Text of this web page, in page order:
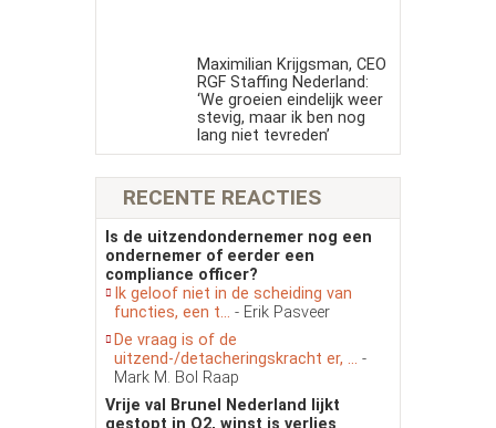
Maximilian Krijgsman, CEO
RGF Staffing Nederland:
‘We groeien eindelijk weer
stevig, maar ik ben nog
lang niet tevreden’
RECENTE REACTIES
Is de uitzendondernemer nog een
ondernemer of eerder een
compliance officer?
Ik geloof niet in de scheiding van
functies, een t... - Erik Pasveer
De vraag is of de
uitzend-/detacheringskracht er, ... -
Mark M. Bol Raap
Vrije val Brunel Nederland lijkt
gestopt in Q2, winst is verlies